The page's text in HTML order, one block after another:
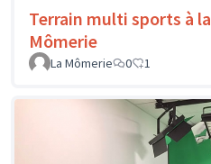
Terrain multi sports à la
Mômerie
La Mômerie
0 1